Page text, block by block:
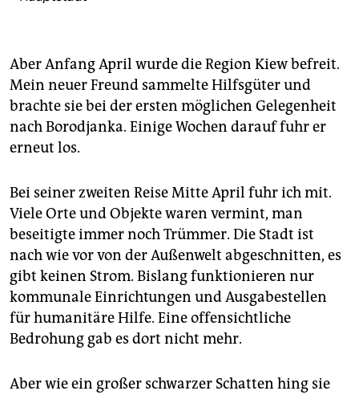
Aber Anfang April wurde die Region Kiew befreit.
Mein neuer Freund sammelte Hilfsgüter und
brachte sie bei der ersten möglichen Gelegenheit
nach Borodjanka. Einige Wochen darauf fuhr er
erneut los.
Bei seiner zweiten Reise Mitte April fuhr ich mit.
Viele Orte und Objekte waren vermint, man
beseitigte immer noch Trümmer. Die Stadt ist
nach wie vor von der Außenwelt abgeschnitten, es
gibt keinen Strom. Bislang funktionieren nur
kommunale Einrichtungen und Ausgabestellen
für humanitäre Hilfe. Eine offensichtliche
Bedrohung gab es dort nicht mehr.
Aber wie ein großer schwarzer Schatten hing sie